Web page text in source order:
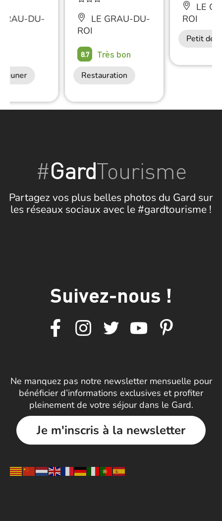
DU-
LE GRAU-DU-
ROI
8.7 Très bon
Restauration
LE
ROI
Petit
#GardTourisme
Partagez vos plus belles photos du Gard sur
les réseaux sociaux avec le #gardtourisme !
Suivez-nous !
Ne manquez pas notre newsletter mensuelle pour
bénéficier d’informations exclusives et profiter
pleinement de votre séjour dans le Gard.
Je m'inscris à la newsletter